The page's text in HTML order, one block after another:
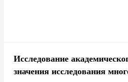
Исследование
значения исследования